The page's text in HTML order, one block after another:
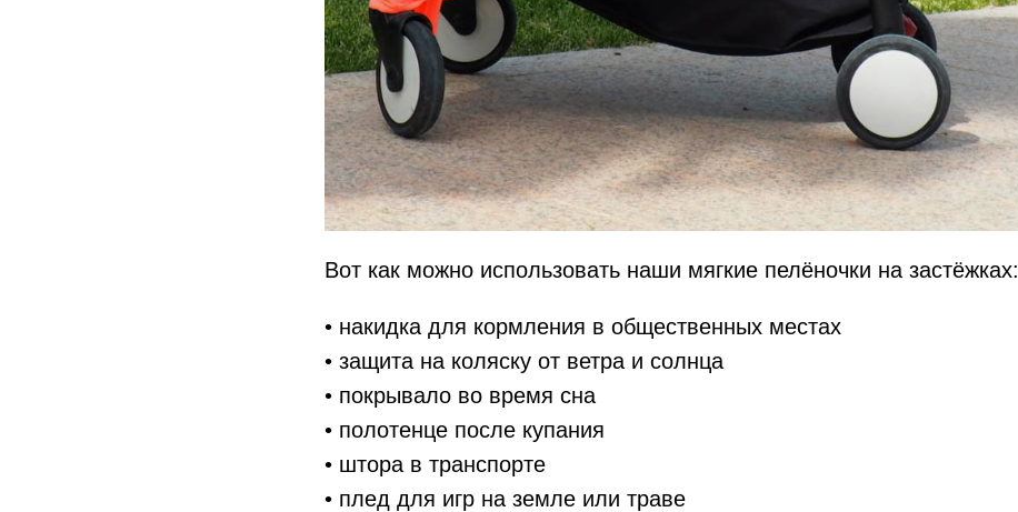
Вот как можно использовать наши мягкие пелёночки на застёжках:
• накидка для кормления в общественных местах
• защита на коляску от ветра и солнца
• покрывало во время сна
• полотенце после купания
• штора в транспорте
• плед для игр на земле или траве